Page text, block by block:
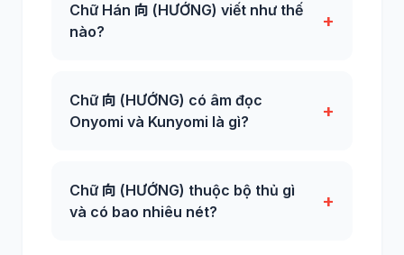
Chữ Hán 向 (HƯỚNG) viết như thế
nào?
+
Chữ 向 (HƯỚNG) có âm đọc
Onyomi và Kunyomi là gì?
+
Chữ 向 (HƯỚNG) thuộc bộ thủ gì
và có bao nhiêu nét?
+